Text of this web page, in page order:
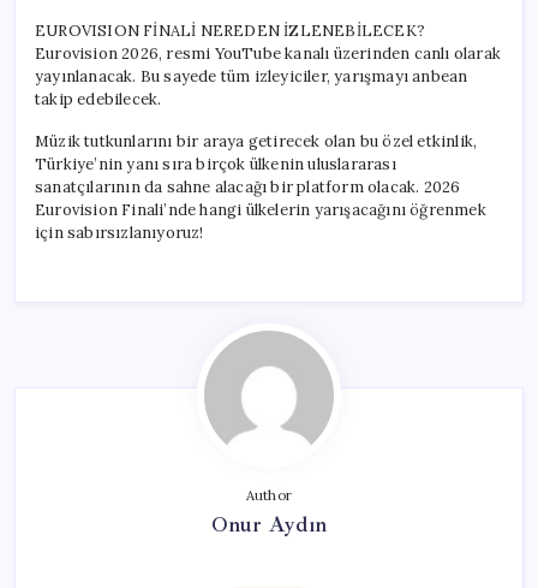
EUROVISION FİNALİ NEREDEN İZLENEBİLECEK?
Eurovision 2026, resmi YouTube kanalı üzerinden canlı olarak
yayınlanacak. Bu sayede tüm izleyiciler, yarışmayı anbean
takip edebilecek.
Müzik tutkunlarını bir araya getirecek olan bu özel etkinlik,
Türkiye’nin yanı sıra birçok ülkenin uluslararası
sanatçılarının da sahne alacağı bir platform olacak. 2026
Eurovision Finali’nde hangi ülkelerin yarışacağını öğrenmek
için sabırsızlanıyoruz!
Author
Onur Aydın